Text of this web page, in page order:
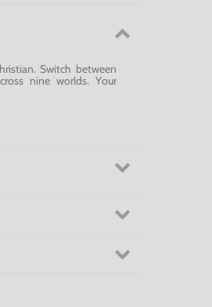
Switch between
nine worlds. Your